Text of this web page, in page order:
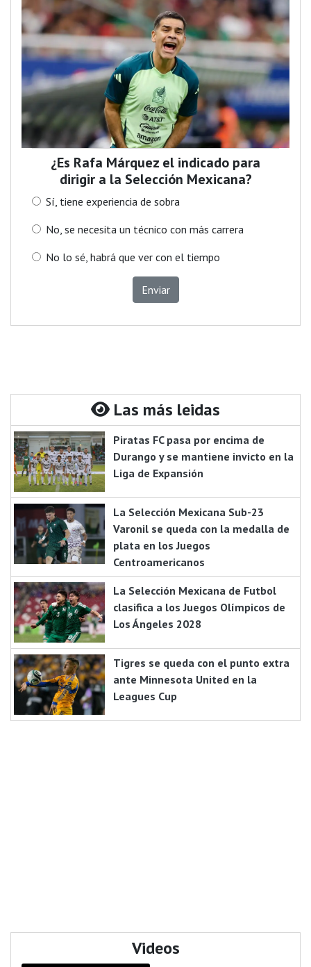
¿Es Rafa Márquez el indicado para
dirigir a la Selección Mexicana?
Sí, tiene experiencia de sobra
No, se necesita un técnico con más carrera
No lo sé, habrá que ver con el tiempo
Enviar
Las más leidas
Piratas FC pasa por encima de
Durango y se mantiene invicto en la
Liga de Expansión
La Selección Mexicana Sub-23
Varonil se queda con la medalla de
plata en los Juegos
Centroamericanos
La Selección Mexicana de Futbol
clasifica a los Juegos Olímpicos de
Los Ángeles 2028
Tigres se queda con el punto extra
ante Minnesota United en la
Leagues Cup
Videos